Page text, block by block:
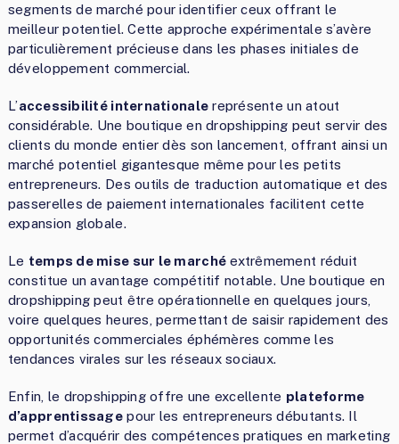
segments de marché pour identifier ceux offrant le
meilleur potentiel. Cette approche expérimentale s’avère
particulièrement précieuse dans les phases initiales de
développement commercial.
L’accessibilité internationale représente un atout
considérable. Une boutique en dropshipping peut servir des
clients du monde entier dès son lancement, offrant ainsi un
marché potentiel gigantesque même pour les petits
entrepreneurs. Des outils de traduction automatique et des
passerelles de paiement internationales facilitent cette
expansion globale.
Le temps de mise sur le marché extrêmement réduit
constitue un avantage compétitif notable. Une boutique en
dropshipping peut être opérationnelle en quelques jours,
voire quelques heures, permettant de saisir rapidement des
opportunités commerciales éphémères comme les
tendances virales sur les réseaux sociaux.
Enfin, le dropshipping offre une excellente plateforme
d’apprentissage pour les entrepreneurs débutants. Il
permet d’acquérir des compétences pratiques en marketing